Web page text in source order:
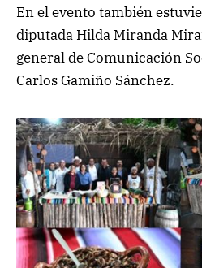
En el evento también
diputada Hilda Miranda
general de Comunicación
Carlos Gamiño Sánchez.